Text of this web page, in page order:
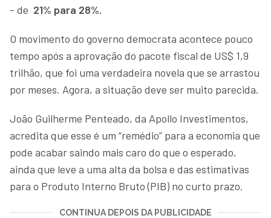
- de 21% para 28%.
O movimento do governo democrata acontece pouco
tempo após a aprovação do pacote fiscal de US$ 1,9
trilhão, que foi uma verdadeira novela que se arrastou
por meses. Agora, a situação deve ser muito parecida.
João Guilherme Penteado, da Apollo Investimentos,
acredita que esse é um “remédio” para a economia que
pode acabar saindo mais caro do que o esperado,
ainda que leve a uma alta da bolsa e das estimativas
para o Produto Interno Bruto (PIB) no curto prazo.
CONTINUA DEPOIS DA PUBLICIDADE